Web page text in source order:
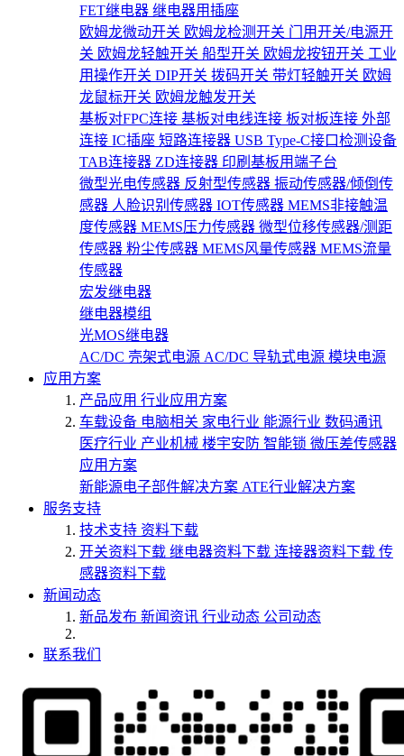
FET继电器 继电器用插座
欧姆龙微动开关 欧姆龙检测开关 门用开关/电源开
关 欧姆龙轻触开关 船型开关 欧姆龙按钮开关 工业
用操作开关 DIP开关 拨码开关 带灯轻触开关 欧姆
龙鼠标开关 欧姆龙触发开关
基板对FPC连接 基板对电线连接 板对板连接 外部
连接 IC插座 短路连接器 USB Type-C接口检测设备
TAB连接器 ZD连接器 印刷基板用端子台
微型光电传感器 反射型传感器 振动传感器/倾倒传
感器 人脸识别传感器 IOT传感器 MEMS非接触温
度传感器 MEMS压力传感器 微型位移传感器/测距
传感器 粉尘传感器 MEMS风量传感器 MEMS流量
传感器
宏发继电器
继电器模组
光MOS继电器
AC/DC 壳架式电源 AC/DC 导轨式电源 模块电源
应用方案
产品应用 行业应用方案
车载设备 电脑相关 家电行业 能源行业 数码通讯
医疗行业 产业机械 楼宇安防 智能锁 微压差传感器
应用方案
新能源电子部件解决方案 ATE行业解决方案
服务支持
技术支持 资料下载
开关资料下载 继电器资料下载 连接器资料下载 传
感器资料下载
新闻动态
新品发布 新闻资讯 行业动态 公司动态
联系我们